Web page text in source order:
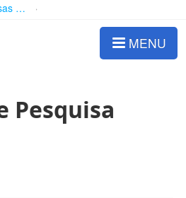
Bolsas e Auxílios Vigentes
MENU
Pesquisa